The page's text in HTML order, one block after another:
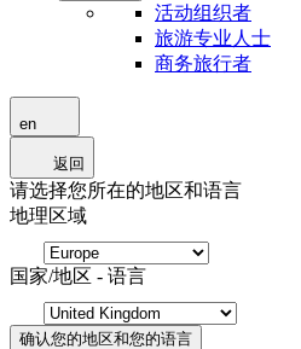
活动组织者
旅游专业人士
商务旅行者
en
返回
请选择您所在的地区和语言
地理区域
国家/地区 - 语言
确认您的地区和您的语言